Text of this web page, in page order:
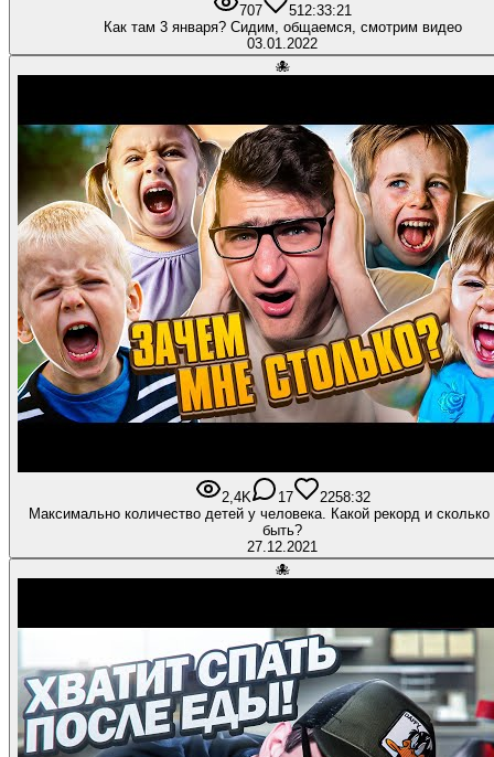
707 51 2:33:21
Как там 3 января? Сидим, общаемся, смотрим видео
03.01.2022
🐙
2,4K 17 2258:32
Максимально количество детей у человека. Какой рекорд и
быть?
27.12.2021
🐙